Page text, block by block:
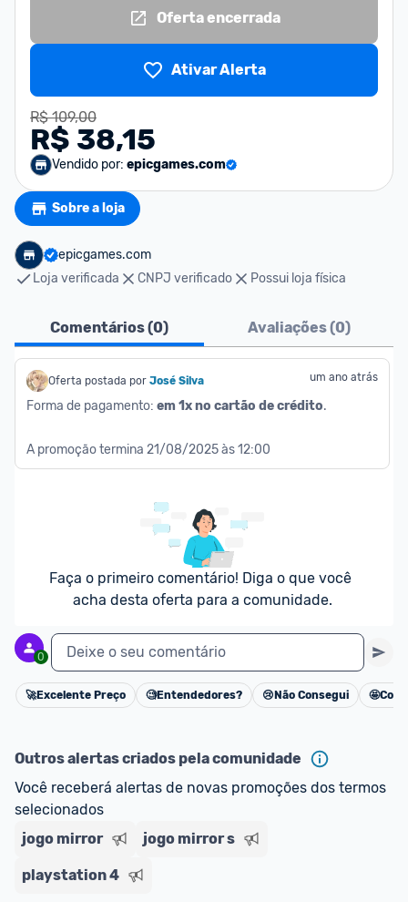
Oferta encerrada
Ativar Alerta
R$ 109,00
R$ 38,15
Vendido por: epicgames.com
Sobre a loja
epicgames.com
Loja verificada
CNPJ verificado Possui loja física
Comentários (0) Avaliações (0)
Oferta postada por José Silva um ano atrás
Forma de pagamento: em 1x no cartão de crédito.
A promoção termina 21/08/2025 às 12:00
Faça o primeiro comentário! Diga o que você
acha desta oferta para a comunidade.
0 Deixe o seu comentário
Cancelar
🚀Excelente Preço 🧐Entendedores? 😢 Não Consegui 🤩
Outros alertas criados pela comunidade
Você receberá alertas de novas promoções dos termos
selecionados
jogo mirror
jogo mirror s
playstation 4